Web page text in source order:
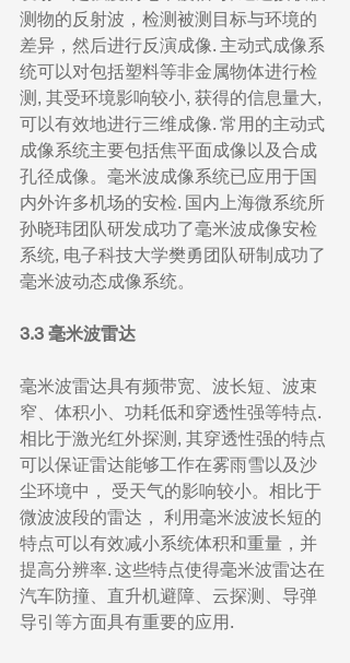
测物的反射波，检测被测目标与环境的
差异，然后进行反演成像. 主动式成像系
统可以对包括塑料等非金属物体进行检
测, 其受环境影响较小, 获得的信息量大,
可以有效地进行三维成像. 常用的主动式
成像系统主要包括焦平面成像以及合成
孔径成像。毫米波成像系统已应用于国
内外许多机场的安检. 国内上海微系统所
孙晓玮团队研发成功了毫米波成像安检
系统, 电子科技大学樊勇团队研制成功了
毫米波动态成像系统。
3.3 毫米波雷达
毫米波雷达具有频带宽、波长短、波束
窄、体积小、功耗低和穿透性强等特点.
相比于激光红外探测, 其穿透性强的特点
可以保证雷达能够工作在雾雨雪以及沙
尘环境中， 受天气的影响较小。相比于
微波波段的雷达， 利用毫米波波长短的
特点可以有效减小系统体积和重量，并
提高分辨率. 这些特点使得毫米波雷达在
汽车防撞、直升机避障、云探测、导弹
导引等方面具有重要的应用.